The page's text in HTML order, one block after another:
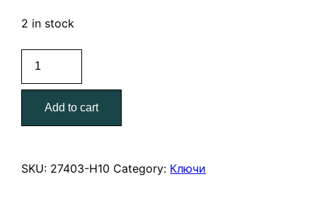
2 in stock
имбусовых
ключей,
оксидированные,
на
HEX,
Add to cart
SKU: 27403-Н10 Category: Ключи